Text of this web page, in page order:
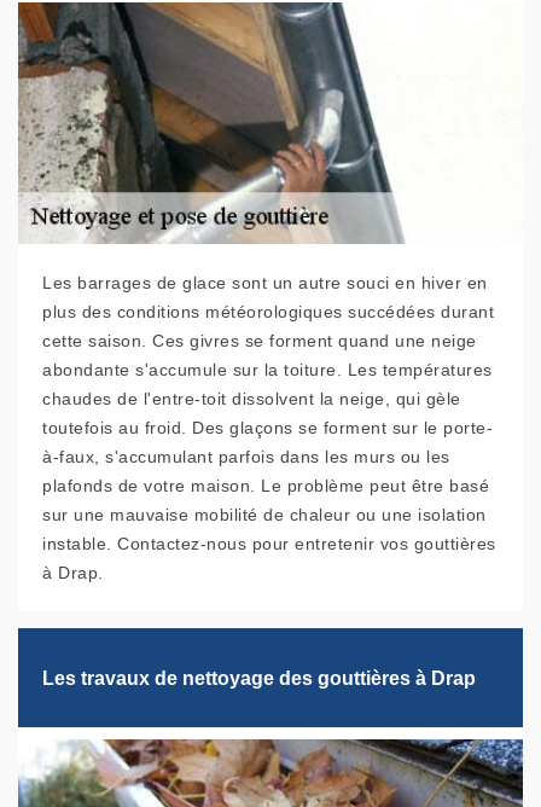
Les barrages de glace sont un autre souci en hiver en
plus des conditions météorologiques succédées durant
cette saison. Ces givres se forment quand une neige
abondante s'accumule sur la toiture. Les températures
chaudes de l'entre-toit dissolvent la neige, qui gèle
toutefois au froid. Des glaçons se forment sur le porte-
à-faux, s'accumulant parfois dans les murs ou les
plafonds de votre maison. Le problème peut être basé
sur une mauvaise mobilité de chaleur ou une isolation
instable. Contactez-nous pour entretenir vos gouttières
à Drap.
Les travaux de nettoyage des gouttières à Drap